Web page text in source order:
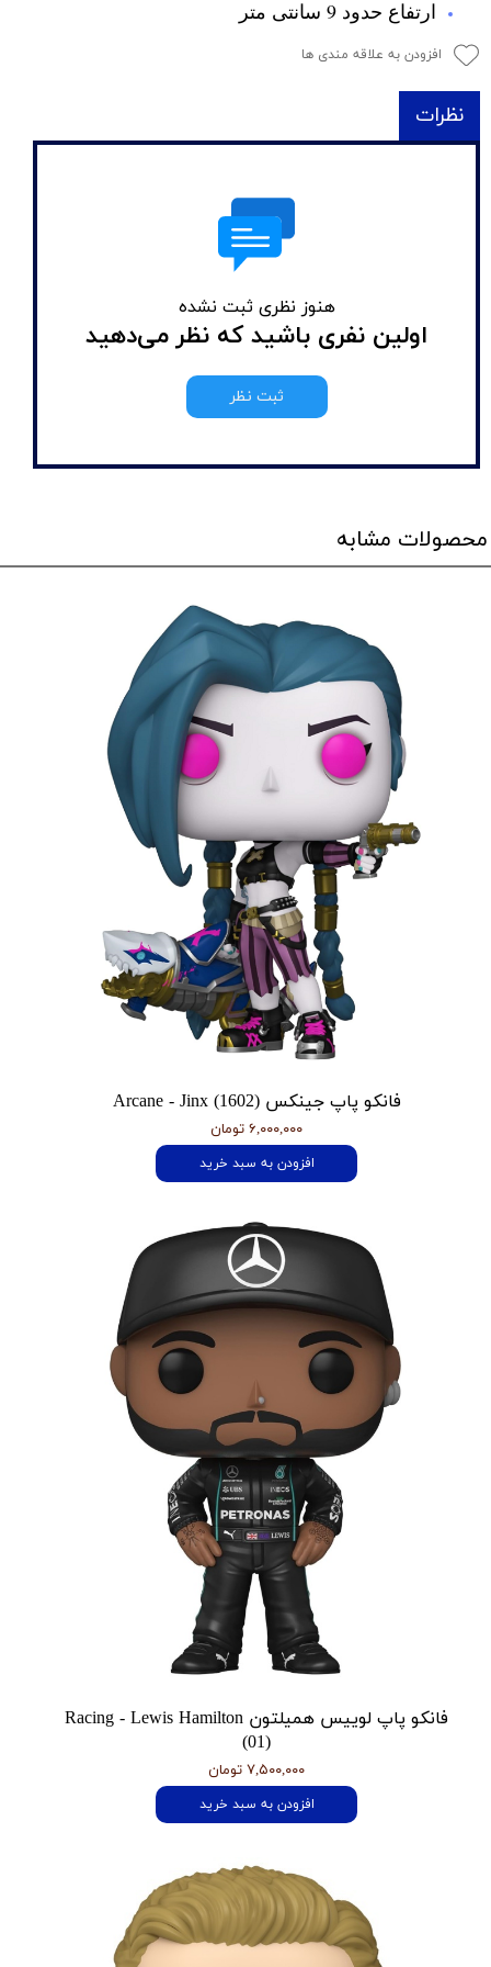
ارتفاع حدود 9 سانتی متر
افزودن به علاقه مندی ها
نظرات
هنوز نظری ثبت نشده
اولین نفری باشید که نظر می‌دهید
ثبت نظر
محصولات مشابه
فانکو پاپ جینکس Arcane - Jinx (1602)
۶,۰۰۰,۰۰۰ تومان
افزودن به سبد خرید
فانکو پاپ لوییس همیلتون Racing - Lewis Hamilton
(01)
۷,۵۰۰,۰۰۰ تومان
افزودن به سبد خرید